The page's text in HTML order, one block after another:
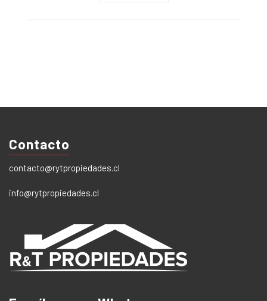
Contacto
contacto@rytpropiedades.cl
info@rytpropiedades.cl